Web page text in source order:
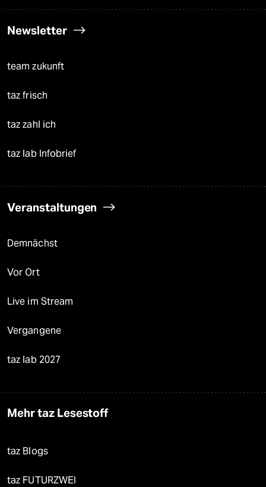
Newsletter
team zukunft
taz frisch
taz zahl ich
taz lab Infobrief
Veranstaltungen
Demnächst
Vor Ort
Live im Stream
Vergangene
taz lab 2027
Mehr taz Lesestoff
taz Blogs
taz FUTURZWEI